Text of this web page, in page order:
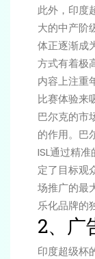
此外，印度
大的中产阶
体正逐渐成
方式有着极
内容上注重
比赛体验来
巴尔克的市
的作用。巴
ISL通过精
定了目标观
场推广的最
乐化品牌的
2、广
印度超级杯